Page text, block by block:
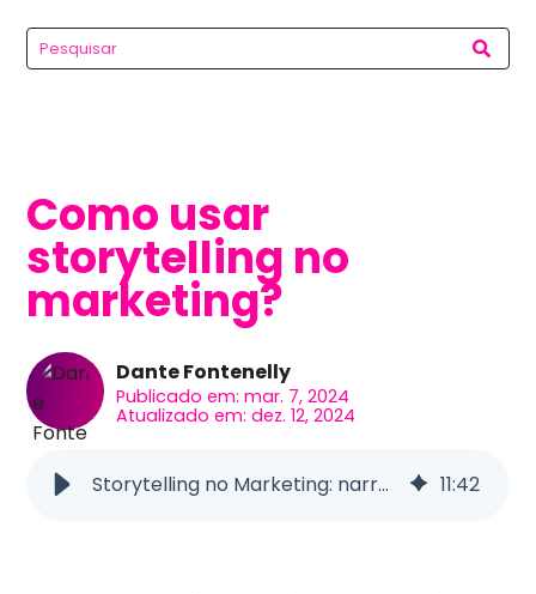
Como usar
storytelling no
marketing?
Dante Fontenelly
Publicado em: mar. 7, 2024
Atualizado em: dez. 12, 2024
Storytelling no Marketing: narrativas que cativam e convertem 11:42